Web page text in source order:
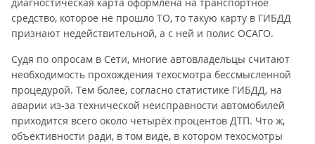
средство, которое не прошло ТО, то такую карту в ГИБДД
признают недействительной, а с ней и полис ОСАГО.
Судя по опросам в Сети, многие автовладельцы считают
необходимость прохождения техосмотра бессмысленной
процедурой. Тем более, согласно статистике ГИБДД, на
аварии из-за технической неисправности автомобилей
приходится всего около четырёх процентов ДТП. Что ж,
объективности ради, в том виде, в котором техосмотры